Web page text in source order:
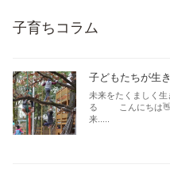
子育ちコラム
子どもたちが生
未来をたくましく
る こんにちは👋
来.....